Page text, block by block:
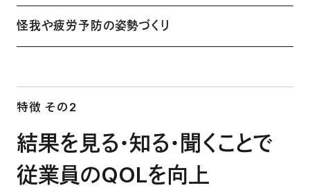
怪我や疲労予防の姿勢づくり
特徴 その2
結果を見る・知る・聞くことで
従業員のQOLを向上